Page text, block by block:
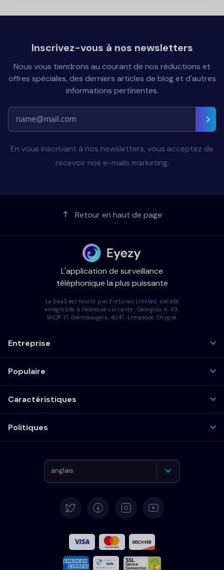
Inscrivez-vous à nos newsletters
Nous vous tiendrons au courant de nos réductions et
offres spéciales, des derniers articles de blog et d'autres
informations pertinentes.
En vous inscrivant à nos newsletters, vous acceptez de
recevoir nos e-mails marketing.
Retour en haut de page
L'application de surveillance
téléphonique la plus puissante
Le SaaS est fourni par Fortunex Limited, société
enregistrée à l'adresse suivante : Georgiou A, 83,
SHOP 17, Germasogeia, 4047, Limassol, Chypre.
Entreprise
Populaire
Caractéristiques
Politiques
anglais
Français